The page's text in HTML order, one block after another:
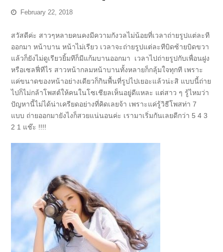
February 22, 2018
สวัสดีค่ะ สาวๆหลายคนคงมีความกังวลไม่น้อยที่เวลาถ่ายรูปแต่ละที
ออกมา หน้าบาน หน้าไม่เรียว เวลาจะถ่ายรูปแต่ละทีบิดซ้ายบิดขวา
แล้วก็ยังไม่ดูเรียวยิ้มทีก็มีแก้มบานออกมา เวลาไปถ่ายรูปกับเพื่อนฝูง
หรือเซลฟี่ทีไร สาวหน้ากลมหน้าบานทั้งหลายก็กลุ้มใจทุกที เพราะ
แค่ขนาดของหน้าอย่างเดียวก็กินพื้นที่รูปไปเยอะแล้วน่ะสิ แบบนี้ถ่าย
ไปก็ไม่กล้าโพสต์ให้คนในโซเชียลเห็นอยู่ดีแหละ แต่สาว ๆ รู้ไหมว่า
ปัญหานี้ไม่ได้น่าเครียดอย่างที่คิดเลยจ้า เพราะแค่รู้วิธีโพสท่า 7
แบบ ถ่ายออกมายังไงก็สวยแน่นอนค่ะ เรามาเริ่มกันเลยดีกว่า 5 4 3
2 1 แช๊ะ !!!!